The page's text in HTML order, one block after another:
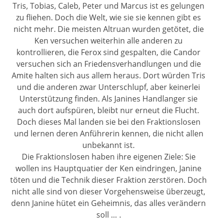
Tris, Tobias, Caleb, Peter und Marcus ist es gelungen
zu fliehen. Doch die Welt, wie sie sie kennen gibt es
nicht mehr. Die meisten Altruan wurden getötet, die
Ken versuchen weiterhin alle anderen zu
kontrollieren, die Ferox sind gespalten, die Candor
versuchen sich an Friedensverhandlungen und die
Amite halten sich aus allem heraus. Dort würden Tris
und die anderen zwar Unterschlupf, aber keinerlei
Unterstützung finden. Als Janines Handlanger sie
auch dort aufspüren, bleibt nur erneut die Flucht.
Doch dieses Mal landen sie bei den Fraktionslosen
und lernen deren Anführerin kennen, die nicht allen
unbekannt ist.
Die Fraktionslosen haben ihre eigenen Ziele: Sie
wollen ins Hauptquatier der Ken eindringen, Janine
töten und die Technik dieser Fraktion zerstören. Doch
nicht alle sind von dieser Vorgehensweise überzeugt,
denn Janine hütet ein Geheimnis, das alles verändern
soll … .